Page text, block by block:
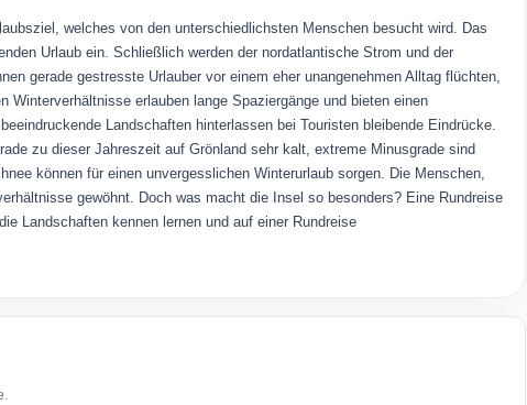
welches von den unterschiedlichsten Menschen besucht wird. Das
Urlaub ein. Schließlich werden der nordatlantische Strom und der
gerade gestresste Urlauber vor einem eher unangenehmen Alltag flüchten,
erlauben lange Spaziergänge und bieten einen
Landschaften hinterlassen bei Touristen bleibende Eindrücke.
zu dieser Jahreszeit auf Grönland sehr kalt, extreme Minusgrade sind
können für einen unvergesslichen Winterurlaub sorgen. Die Menschen,
gewöhnt. Doch was macht die Insel so besonders? Eine Rundreise
Landschaften kennen lernen und auf einer Rundreise